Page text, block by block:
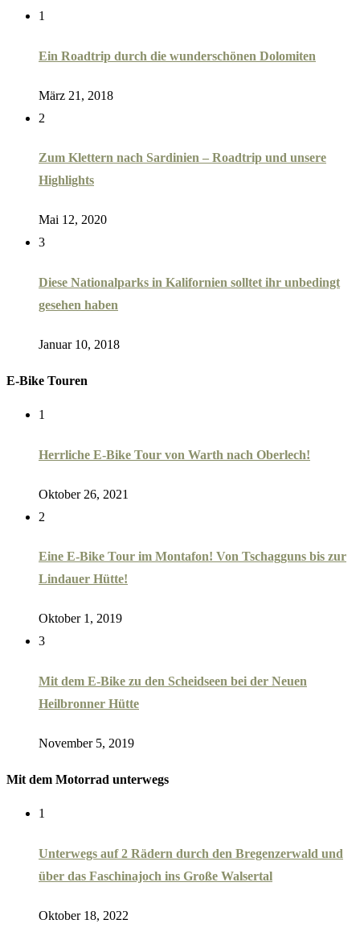
1
Ein Roadtrip durch die wunderschönen Dolomiten
März 21, 2018
2
Zum Klettern nach Sardinien – Roadtrip und unsere
Highlights
Mai 12, 2020
3
Diese Nationalparks in Kalifornien solltet ihr unbedingt
gesehen haben
Januar 10, 2018
E-Bike Touren
1
Herrliche E-Bike Tour von Warth nach Oberlech!
Oktober 26, 2021
2
Eine E-Bike Tour im Montafon! Von Tschagguns bis zur
Lindauer Hütte!
Oktober 1, 2019
3
Mit dem E-Bike zu den Scheidseen bei der Neuen
Heilbronner Hütte
November 5, 2019
Mit dem Motorrad unterwegs
1
Unterwegs auf 2 Rädern durch den Bregenzerwald und
über das Faschinajoch ins Große Walsertal
Oktober 18, 2022